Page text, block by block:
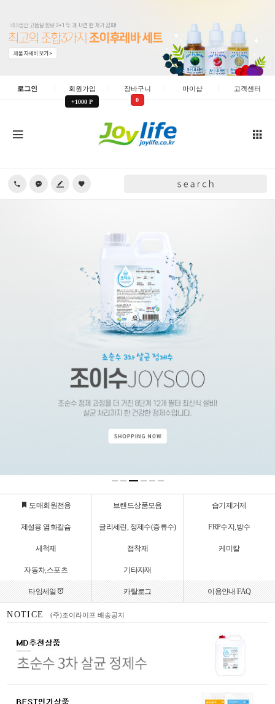
로그인 회원가입
+1000 P
장바구니
0
마이샵 고객센터
도매회원전용 브랜드상품모음 습기제거제
제설용 염화칼슘 글리세린, 정제수(증류수) FRP수지,방수
세척제 접착제 케미칼
자동차,스포츠 기타자재
타임세일 카탈로그 이용안내 FAQ
NOTICE
(주)조이라이프 배송공지
(주)조이라이프 리뷰적립금 안내
(주)조이라이프 업계 최초 2년 연속 대한민국 로하스 인증 획득